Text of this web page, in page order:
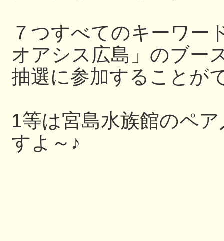
７つすべてのキーワー
オアシス広島」のブー
抽選に参加することが
1等は宮島水族館のペ
すよ～♪